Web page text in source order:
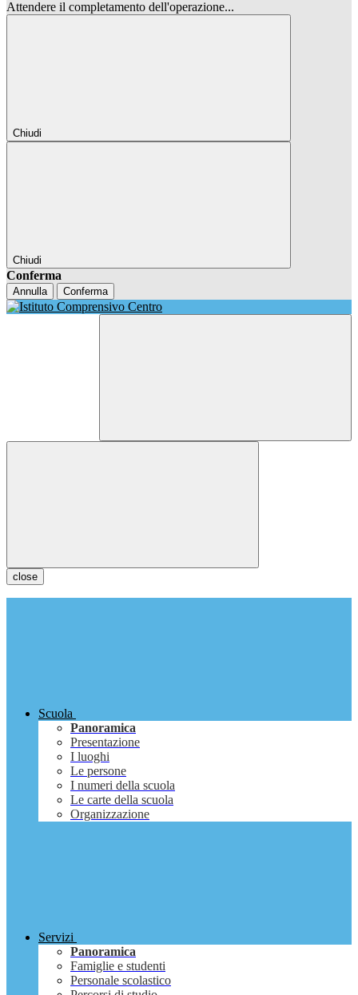
Attendere il completamento dell'operazione...
Chiudi
Chiudi
Conferma
Annulla Conferma
close
Scuola
Panoramica
Presentazione
I luoghi
Le persone
I numeri della scuola
Le carte della scuola
Organizzazione
Servizi
Panoramica
Famiglie e studenti
Personale scolastico